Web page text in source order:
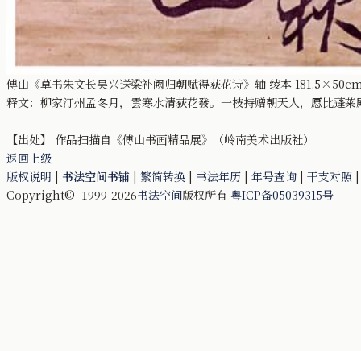
傅山《草书朱文长吴兴送梁补阙归朝赋得荻花诗》轴 绫本
释文：柳家汀州孟冬月，雲寒水清荻花發。一枝持赠朝天人，愿比蓬莱
【出处】 作品扫描自《傅山书画精品展》（岭南美术出版社）
返回上级
版权说明 | 书法空间书铺 | 繁简转换 | 书法年历 | 年号查询 | 干支对照
Copyright© 1999-2026书法空间版权所有 粤ICP备05039315号